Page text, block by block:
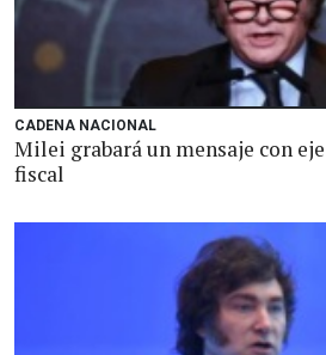
CADENA NACIONAL
Milei grabará un mensaje con
fiscal